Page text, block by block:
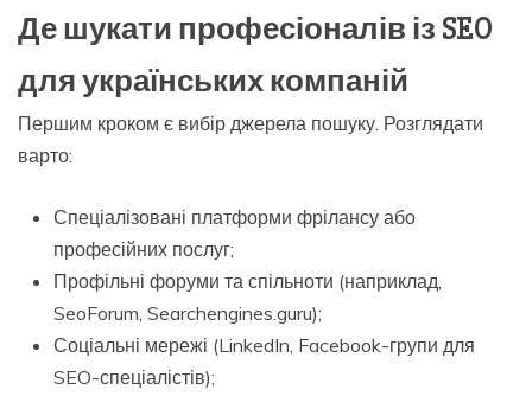
Де шукати професіоналів із SEO
для українських компаній
Першим кроком є вибір джерела пошуку. Розглядати
варто:
Спеціалізовані платформи фрілансу або
професійних послуг;
Профільні форуми та спільноти (наприклад,
SeoForum, Searchengines.guru);
Соціальні мережі (LinkedIn, Facebook-групи для
SEO-спеціалістів);